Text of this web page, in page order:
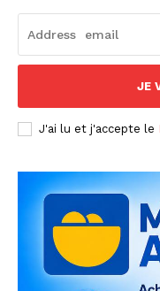
JE
J'ai lu et j'accepte le